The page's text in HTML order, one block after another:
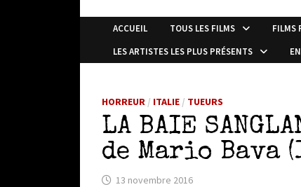
ACCUEIL TOUS LES FILMS FILMS
LES ARTISTES LES PLUS PRÉSENTS
HORREUR / ITALIE / TUEURS
LA BAIE
de Mario Bava
13 novembre 2016